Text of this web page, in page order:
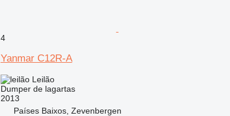
4
Yanmar C12R-A
Leilão
Dumper de lagartas
2013
Países Baixos, Zevenbergen